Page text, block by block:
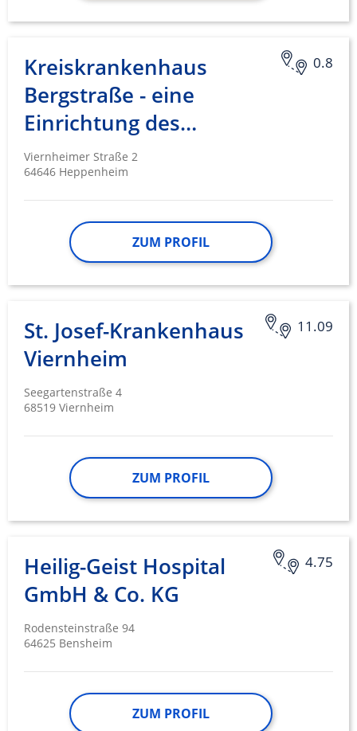
0.8
Kreiskrankenhaus
Bergstraße - eine
Einrichtung des…
Viernheimer Straße 2
64646 Heppenheim
ZUM PROFIL
11.09
St. Josef-Krankenhaus
Viernheim
Seegartenstraße 4
68519 Viernheim
ZUM PROFIL
4.75
Heilig-Geist Hospital
GmbH & Co. KG
Rodensteinstraße 94
64625 Bensheim
ZUM PROFIL
Notwendig
Funktional
Werbung